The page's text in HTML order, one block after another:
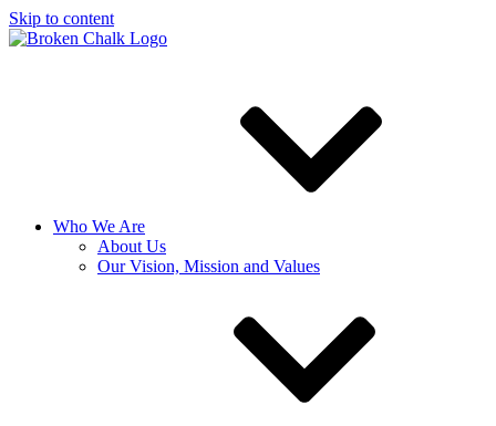
Skip to content
Who We Are
About Us
Our Vision, Mission and Values